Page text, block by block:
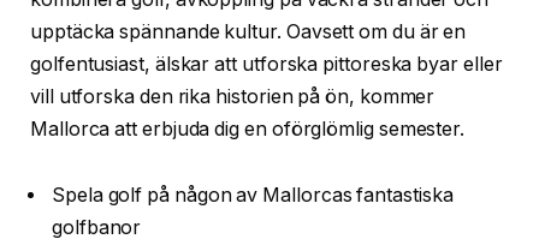
upptäcka spännande kultur. Oavsett om du är en
golfentusiast, älskar att utforska pittoreska byar eller
vill utforska den rika historien på ön, kommer
Mallorca att erbjuda dig en oförglömlig semester.
Spela golf på någon av Mallorcas fantastiska
golfbanor